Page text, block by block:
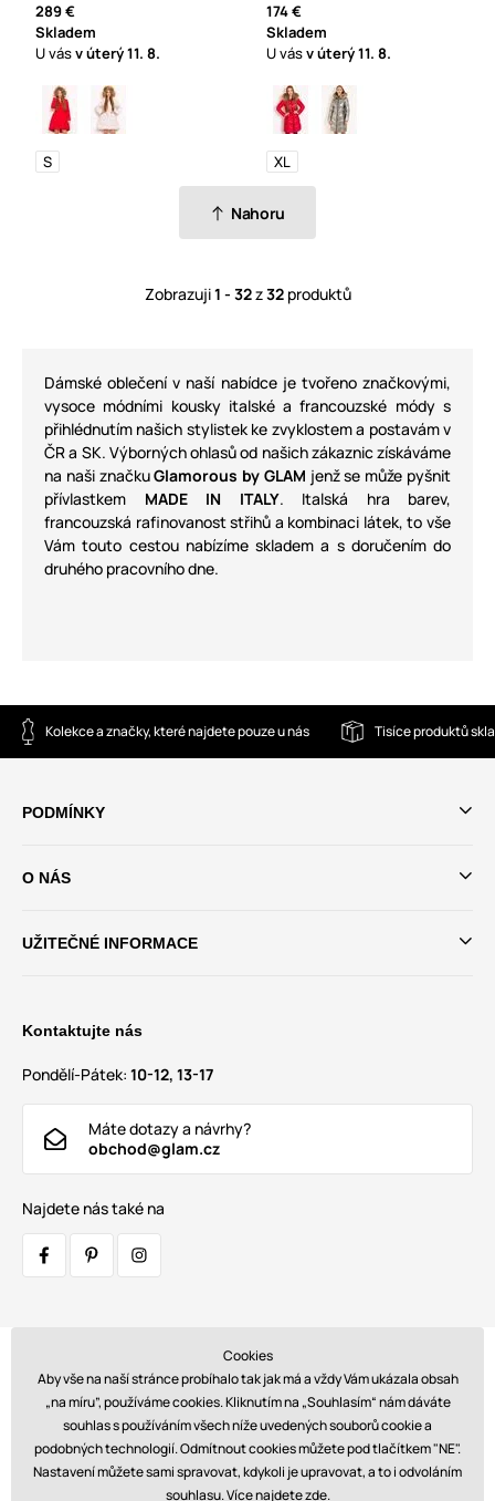
289 €
Skladem
U vásv úterý11. 8.
S
174 €
Skladem
U vásv úterý11. 8.
XL
Nahoru
Zobrazuji1 - 32z32produktů
Dámské oblečení v naší nabídce je tvořeno značkovými,
vysoce módními kousky italské a francouzské módy s
přihlédnutím našich stylistek ke zvyklostem a postavám v
ČR a SK. Výborných ohlasů od našich zákaznic získáváme
na naši značkuGlamorous by GLAM jenž se může pyšnit
přívlastkem MADE IN ITALY. Italská hra barev,
francouzská rafinovanost střihů a kombinaci látek, to vše
Vám touto cestou nabízíme skladem a s doručením do
druhého pracovního dne.
Kolekce a značky, které najdete pouze u nás Tisíce produktů
PODMÍNKY
O NÁS
UŽITEČNÉ INFORMACE
Kontaktujte nás
Pondělí-Pátek: 10-12, 13-17
Máte dotazy a návrhy?
obchod@glam.cz
Najdete nás také na
Platby:
Cookies
Aby vše na naší stránce probíhalo tak jak má a vždy Vám ukázala obsah
„na míru”, používáme cookies. Kliknutím na „Souhlasím“ nám dáváte
souhlas s používáním všech níže uvedených souborů cookie a
podobných technologií. Odmítnout cookies můžete pod tlačítkem "NE".
Nastavení můžete sami spravovat, kdykoli je upravovat, a to i odvoláním
souhlasu. Více najdetezde.